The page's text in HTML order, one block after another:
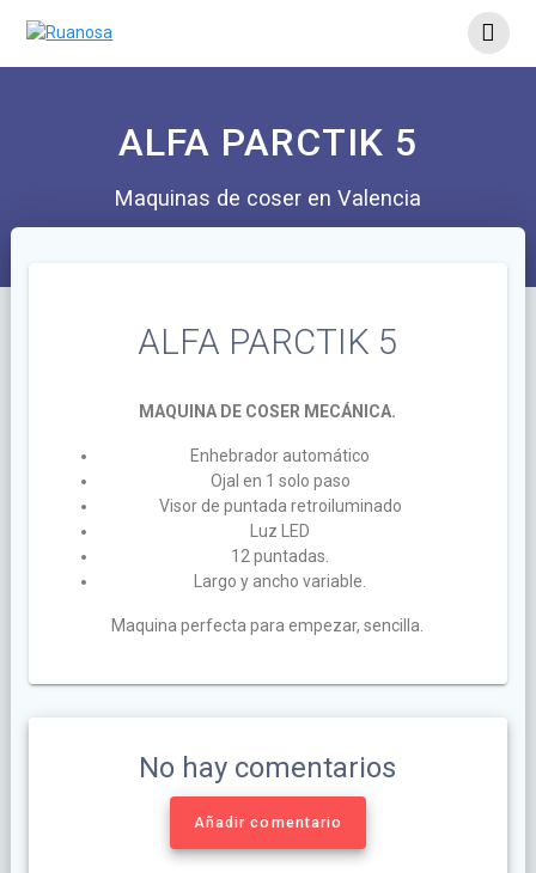
ALFA PARCTIK 5
Maquinas de coser en Valencia
ALFA PARCTIK 5
MAQUINA DE COSER MECÁNICA.
Enhebrador automático
Ojal en 1 solo paso
Visor de puntada retroiluminado
Luz LED
12 puntadas.
Largo y ancho variable.
Maquina perfecta para empezar, sencilla.
No hay comentarios
Añadir comentario